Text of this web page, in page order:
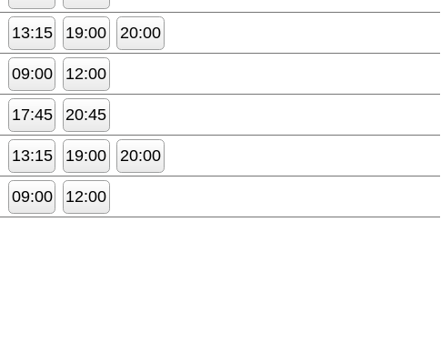
13:15 19:00
20:00
09:00
12:00
17:45
20:45
13:15 19:00
20:00
09:00 12:00